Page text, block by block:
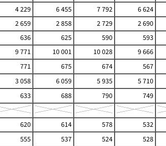
4 229 6 455 7 792
6 624
2 659 2 858 2 729
2 690
636 625 590
593
9 771 10 001 10 028
9 666
771 675 674
567
3 058 6 059 5 935
5 710
633 688 790
749
620 614 578
532
555 537 524
528